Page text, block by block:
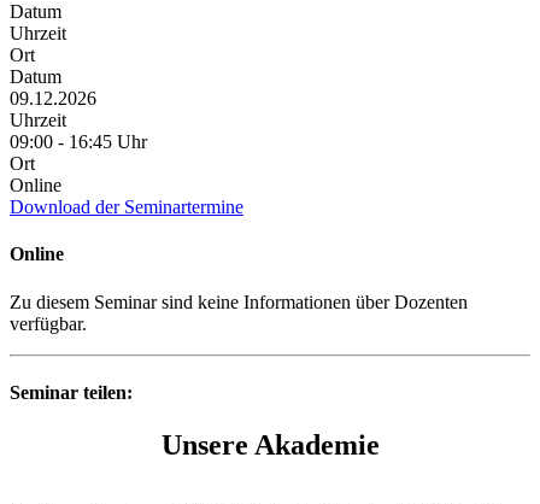
Datum
Uhrzeit
Ort
Datum
09.12.2026
Uhrzeit
09:00 - 16:45 Uhr
Ort
Online
Download der Seminartermine
Online
Zu diesem Seminar sind keine Informationen über Dozenten
verfügbar.
Seminar teilen:
Unsere Akademie